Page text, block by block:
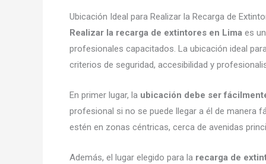
Ubicación Ideal para Realizar la Recarga de
Realizar la recarga de extintores en Lima es
profesionales capacitados. La ubicación ideal
criterios de seguridad, accesibilidad y
En primer lugar, la ubicación debe ser
profesional si no se puede llegar a él de manera
estén en zonas céntricas, cerca de avenidas
Además, el lugar elegido para la recarga de